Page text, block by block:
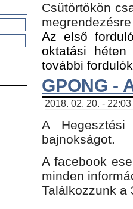
Csütörtökön
Az első
oktatási
további
GPONG -
2018. 02. 20. -
A
bajnokságot.
A facebook
minden
Találkozzunk a